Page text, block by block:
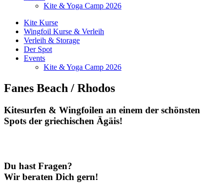
Kite & Yoga Camp 2026
Kite Kurse
Wingfoil Kurse & Verleih
Verleih & Storage
Der Spot
Events
Kite & Yoga Camp 2026
Fanes Beach / Rhodos
Kitesurfen & Wingfoilen an einem der schönsten
Spots der griechischen Ägäis!
Du hast Fragen?
Wir beraten Dich gern!